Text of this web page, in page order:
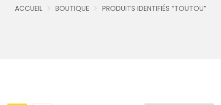
ACCUEIL BOUTIQUE PRODUITS IDENTIFIÉS “TOUTOU”